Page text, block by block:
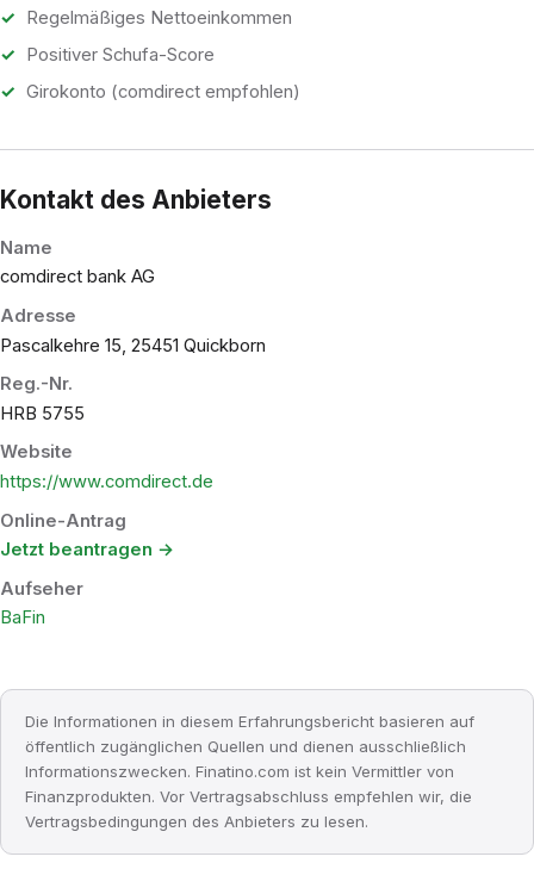
Regelmäßiges Nettoeinkommen
Positiver Schufa-Score
Girokonto (comdirect empfohlen)
Kontakt des Anbieters
Name
comdirect bank AG
Adresse
Pascalkehre 15, 25451 Quickborn
Reg.-Nr.
HRB 5755
Website
https://www.comdirect.de
Online-Antrag
Jetzt beantragen →
Aufseher
BaFin
Die Informationen in diesem Erfahrungsbericht basieren auf
öffentlich zugänglichen Quellen und dienen ausschließlich
Informationszwecken. Finatino.com ist kein Vermittler von
Finanzprodukten. Vor Vertragsabschluss empfehlen wir, die
Vertragsbedingungen des Anbieters zu lesen.